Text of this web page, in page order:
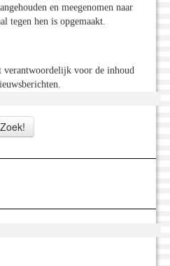
en meegenomen naar
tegen hen is opgemaakt.
verantwoordelijk voor de inhoud